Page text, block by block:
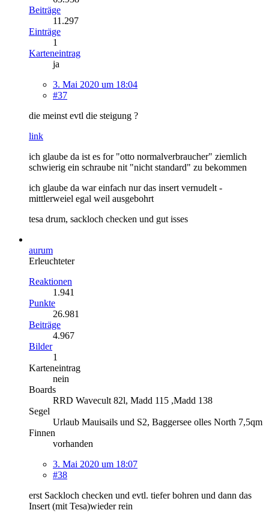
Beiträge
11.297
Einträge
1
Karteneintrag
ja
3. Mai 2020 um 18:04
#37
die meinst evtl die steigung ?
link
ich glaube da ist es for "otto normalverbraucher" ziemlich
schwierig ein schraube nit "nicht standard" zu bekommen
ich glaube da war einfach nur das insert vernudelt -
mittlerweiel egal weil ausgebohrt
tesa drum, sackloch checken und gut isses
aurum
Erleuchteter
Reaktionen
1.941
Punkte
26.981
Beiträge
4.967
Bilder
1
Karteneintrag
nein
Boards
RRD Wavecult 82l, Madd 115 ,Madd 138
Segel
Urlaub Mauisails und S2, Baggersee olles North 7,5qm
Finnen
vorhanden
3. Mai 2020 um 18:07
#38
erst Sackloch checken und evtl. tiefer bohren und dann das
Insert (mit Tesa)wieder rein